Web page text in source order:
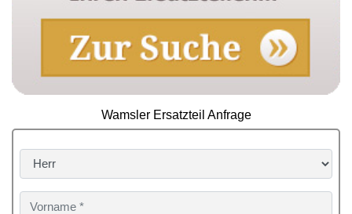
Wamsler Ersatzteil Anfrage